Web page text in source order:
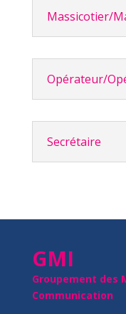
Massicotier/
Opérateur/
Secrétaire
GMI
Groupement des
Communication